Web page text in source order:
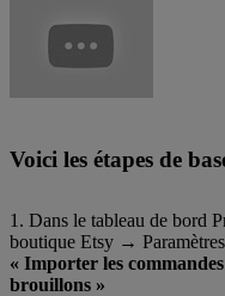
Voici les étapes de
Dans le tableau de bord
boutique Etsy →
« Importer les
brouillons »